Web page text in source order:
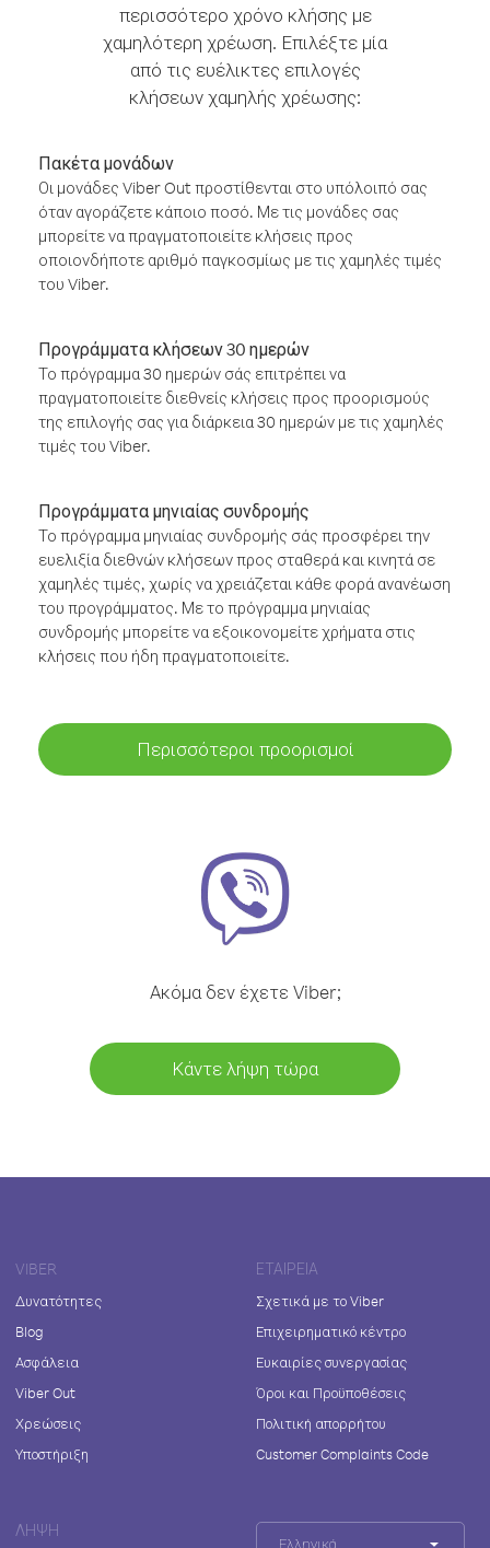
περισσότερο χρόνο κλήσης με
χαμηλότερη χρέωση. Επιλέξτε μία
από τις ευέλικτες επιλογές
κλήσεων χαμηλής χρέωσης:
Πακέτα μονάδων
Οι μονάδες Viber Out προστίθενται στο υπόλοιπό σας
όταν αγοράζετε κάποιο ποσό. Με τις μονάδες σας
μπορείτε να πραγματοποιείτε κλήσεις προς
οποιονδήποτε αριθμό παγκοσμίως με τις χαμηλές τιμές
του Viber.
Προγράμματα κλήσεων 30 ημερών
Το πρόγραμμα 30 ημερών σάς επιτρέπει να
πραγματοποιείτε διεθνείς κλήσεις προς προορισμούς
της επιλογής σας για διάρκεια 30 ημερών με τις χαμηλές
τιμές του Viber.
Προγράμματα μηνιαίας συνδρομής
Το πρόγραμμα μηνιαίας συνδρομής σάς προσφέρει την
ευελιξία διεθνών κλήσεων προς σταθερά και κινητά σε
χαμηλές τιμές, χωρίς να χρειάζεται κάθε φορά ανανέωση
του προγράμματος. Με το πρόγραμμα μηνιαίας
συνδρομής μπορείτε να εξοικονομείτε χρήματα στις
κλήσεις που ήδη πραγματοποιείτε.
Περισσότεροι προορισμοί
Ακόμα δεν έχετε Viber;
Κάντε λήψη τώρα
VIBER
Δυνατότητες
Blog
Ασφάλεια
Viber Out
Χρεώσεις
Υποστήριξη
ΕΤΑΙΡΕΊΑ
Σχετικά με το Viber
Επιχειρηματικό κέντρο
Ευκαιρίες συνεργασίας
Όροι και Προϋποθέσεις
Πολιτική απορρήτου
Customer Complaints Code
ΛΉΨΗ
Ελληνικά